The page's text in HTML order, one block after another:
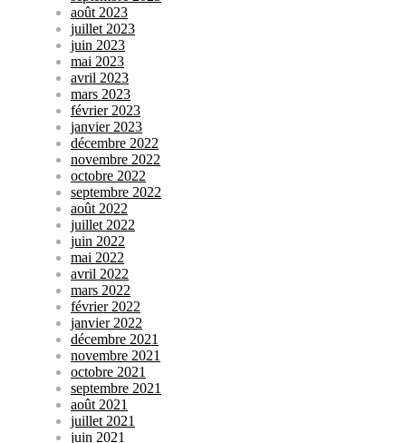
août 2023
juillet 2023
juin 2023
mai 2023
avril 2023
mars 2023
février 2023
janvier 2023
décembre 2022
novembre 2022
octobre 2022
septembre 2022
août 2022
juillet 2022
juin 2022
mai 2022
avril 2022
mars 2022
février 2022
janvier 2022
décembre 2021
novembre 2021
octobre 2021
septembre 2021
août 2021
juillet 2021
juin 2021